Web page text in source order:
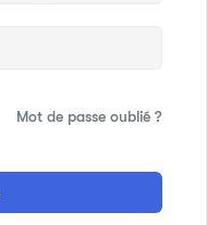
Mot de passe oublié ?